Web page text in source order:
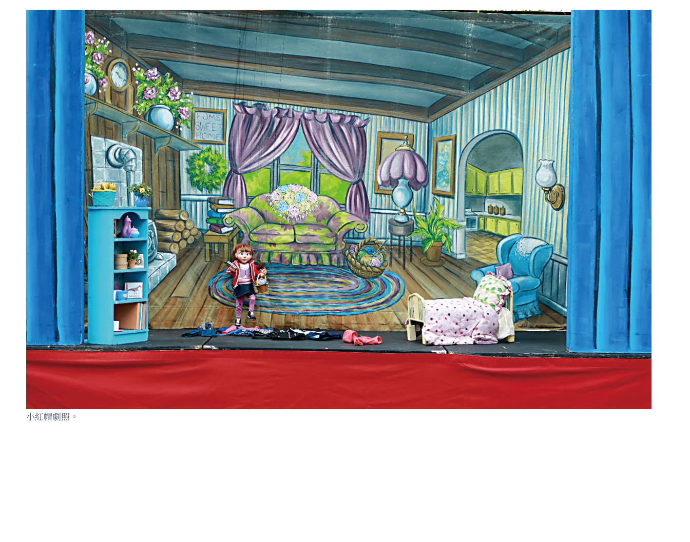
小紅帽劇照。